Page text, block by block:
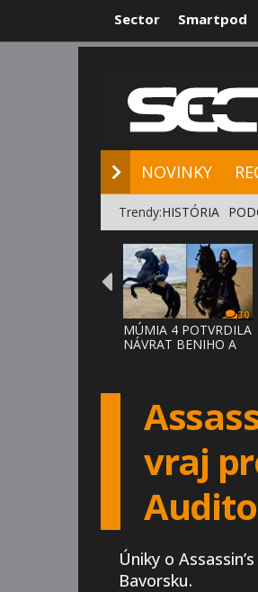
Sector Smartpod
NOVINKY
Trendy:HISTÓRIA
30
MÚMIA 4 POTVRDILA
NÁVRAT BENIHO A
vraj
Úniky o
Bavorsku.